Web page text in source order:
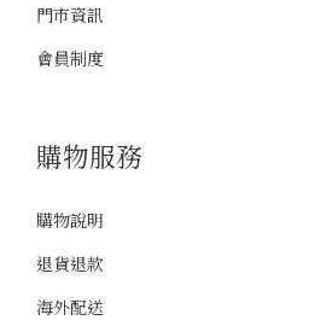
門市資訊
會員制度
購物服務
購物說明
退貨退款
海外配送